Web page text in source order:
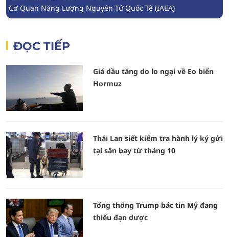
Cơ Quan Năng Lượng Nguyên Tử Quốc Tế (IAEA)
ĐỌC TIẾP
Giá dầu tăng do lo ngại về Eo biển
Hormuz
Thái Lan siết kiểm tra hành lý ký gửi
tại sân bay từ tháng 10
Tổng thống Trump bác tin Mỹ đang
thiếu đạn dược